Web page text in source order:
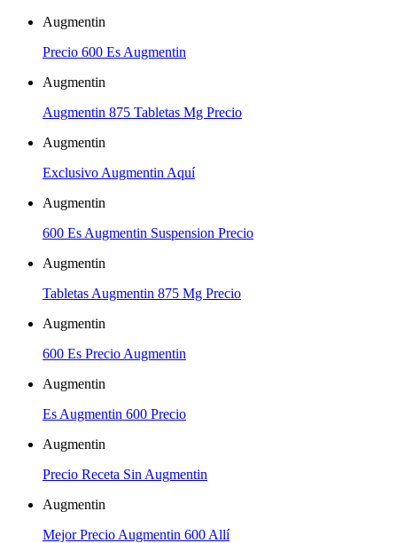
Augmentin
Precio 600 Es Augmentin
Augmentin
Augmentin 875 Tabletas Mg Precio
Augmentin
Exclusivo Augmentin Aquí
Augmentin
600 Es Augmentin Suspension Precio
Augmentin
Tabletas Augmentin 875 Mg Precio
Augmentin
600 Es Precio Augmentin
Augmentin
Es Augmentin 600 Precio
Augmentin
Precio Receta Sin Augmentin
Augmentin
Mejor Precio Augmentin 600 Allí